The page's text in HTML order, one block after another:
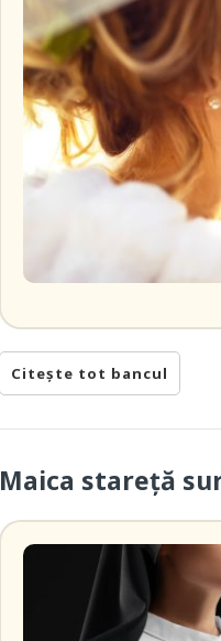
Citește tot bancul
Maica stareță